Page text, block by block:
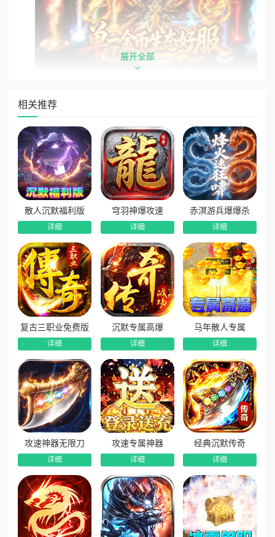
1、新人全套顶配开荒权益：新进玩家上线直接领取新人助
心功能，全自动挂机打宝、背包清理，零门槛无痛开荒。
2、三职业专属神技免费领取：开局免费解锁职业高阶核心
技能，战士彻地钉、法师大范围火墙、道士超级困魔咒一键激
活，清怪、控场、PK能力开局直接成型。
3、每日常驻散人福利礼包：玩家每日登录即可领取专属福
利礼包，补给海量金币、副本门票、淬炼材料等刚需物资，助
4、等级阶段阶梯奖励：角色达到指定等级档位，免费领取
大额金币、稀有小极品、进阶耗材，等级越高奖励品质越高，
前期发育无资源瓶颈。
5、转生进阶专项奖励：完成角色转生突破即可领取专属转
生豪礼，解锁高阶地图通行权限与稀有养成道具，转生层数越
高奖励额度翻倍。
6、全服BOSS首杀高额奖励：全地图BOSS开放首杀专属
活动，首次击杀高阶BOSS领取大额金币和专属宝箱，角色战力
越高，首杀、通关奖励额度成倍上涨。
展开全部
相关推荐
散人沉默福利版
详细
穹羽神爆攻速
详细
赤溟游兵爆爆杀
详细
复古三职业免费版
详细
沉默专属高爆
详细
马年散人专属
详细
攻速神器无限刀
详细
攻速专属神器
详细
经典沉默传奇
详细